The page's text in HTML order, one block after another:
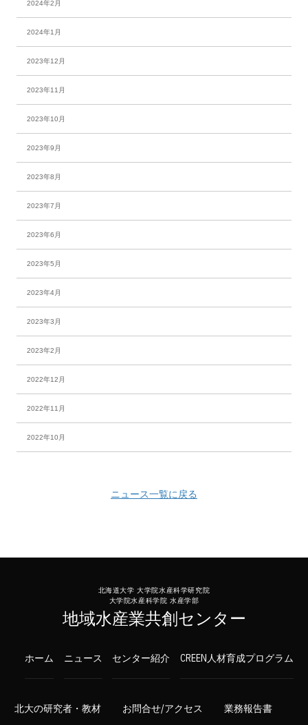
2024年2月
2024年1月
2023年12月
2023年11月
2023年10月
2023年9月
2023年8月
2023年7月
2023年6月
2023年5月
2023年4月
2023年3月
2023年2月
2022年12月
2022年11月
2022年10月
ニュース一覧に戻る
北海道大学 大学院水産科学研究院
大学院水産科学院 水産学部
地域水産業共創センター
ホーム ニュース センター紹介 CREEN人材育成プログラム
北大の研究者・教材 お問合せ/アクセス 業務報告書